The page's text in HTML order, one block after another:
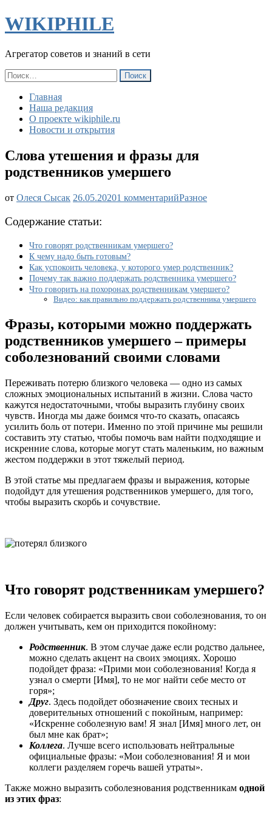
WIKIPHILE
Агрегатор советов и знаний в сети
Найти:
Главная
Наша редакция
О проекте wikiphile.ru
Новости и открытия
Слова утешения и фразы для
родственников умершего
от Олеся Сысак 26.05.20201 комментарийк
родственников
умершего
Разное
Содержание статьи:
Что говорят родственникам умершего?
К чему надо быть готовым?
Как успокоить человека, у которого умер родственник?
Почему так важно поддержать родственника умершего?
Что говорить на похоронах родственникам умершего?
Видео: как правильно поддержать родственника умершего
Фразы, которыми можно поддержать
родственников умершего – примеры
соболезнований своими словами
Переживать потерю близкого человека — одно из самых
сложных эмоциональных испытаний в жизни. Слова часто
кажутся недостаточными, чтобы выразить глубину своих
чувств. Иногда мы даже боимся что-то сказать, опасаясь
усилить боль от потери. Именно по этой причине мы решили
составить эту статью, чтобы помочь вам найти подходящие и
искренние слова, которые могут стать маленьким, но важным
жестом поддержки в этот тяжелый период.
В этой статье мы предлагаем фразы и выражения, которые
подойдут для утешения родственников умершего, для того,
чтобы выразить скорбь и сочувствие.
Что говорят родственникам умершего?
Если человек собирается выразить свои соболезнования, то он
должен учитывать, кем он приходится покойному:
Родственник. В этом случае даже если родство дальнее,
можно сделать акцент на своих эмоциях. Хорошо
подойдет фраза: «Прими мои соболезнования! Когда я
узнал о смерти [Имя], то не мог найти себе место от
горя»;
Друг. Здесь подойдет обозначение своих тесных и
доверительных отношений с покойным, например:
«Искренне соболезную вам! Я знал [Имя] много лет, он
был мне как брат»;
Коллега. Лучше всего использовать нейтральные
официальные фразы: «Мои соболезнования! Я и мои
коллеги разделяем горечь вашей утраты».
Также можно выразить соболезнования родственникам одной
из этих фраз: